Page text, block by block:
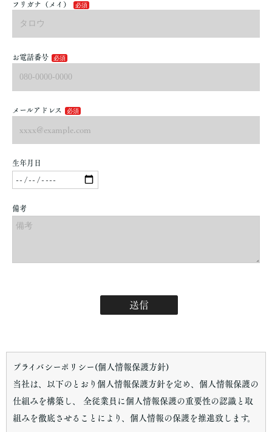
プライバシーポリシー(個人情報保護方針)
当社は、以下のとおり個人情報保護方針を定め、個人情報保護の
仕組みを構築し、 全従業員に個人情報保護の重要性の認識と取
組みを徹底させることにより、個人情報の保護を推進致します。